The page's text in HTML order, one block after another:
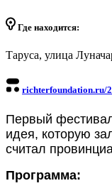
Где находится:
Таруса, улица
richterfoundation.ru/
Первый
идея, которую
считал
Программа: